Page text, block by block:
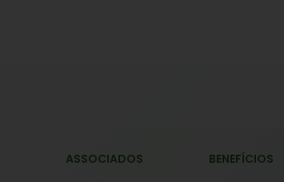
ASSOCIADOS BENEFÍCIOS